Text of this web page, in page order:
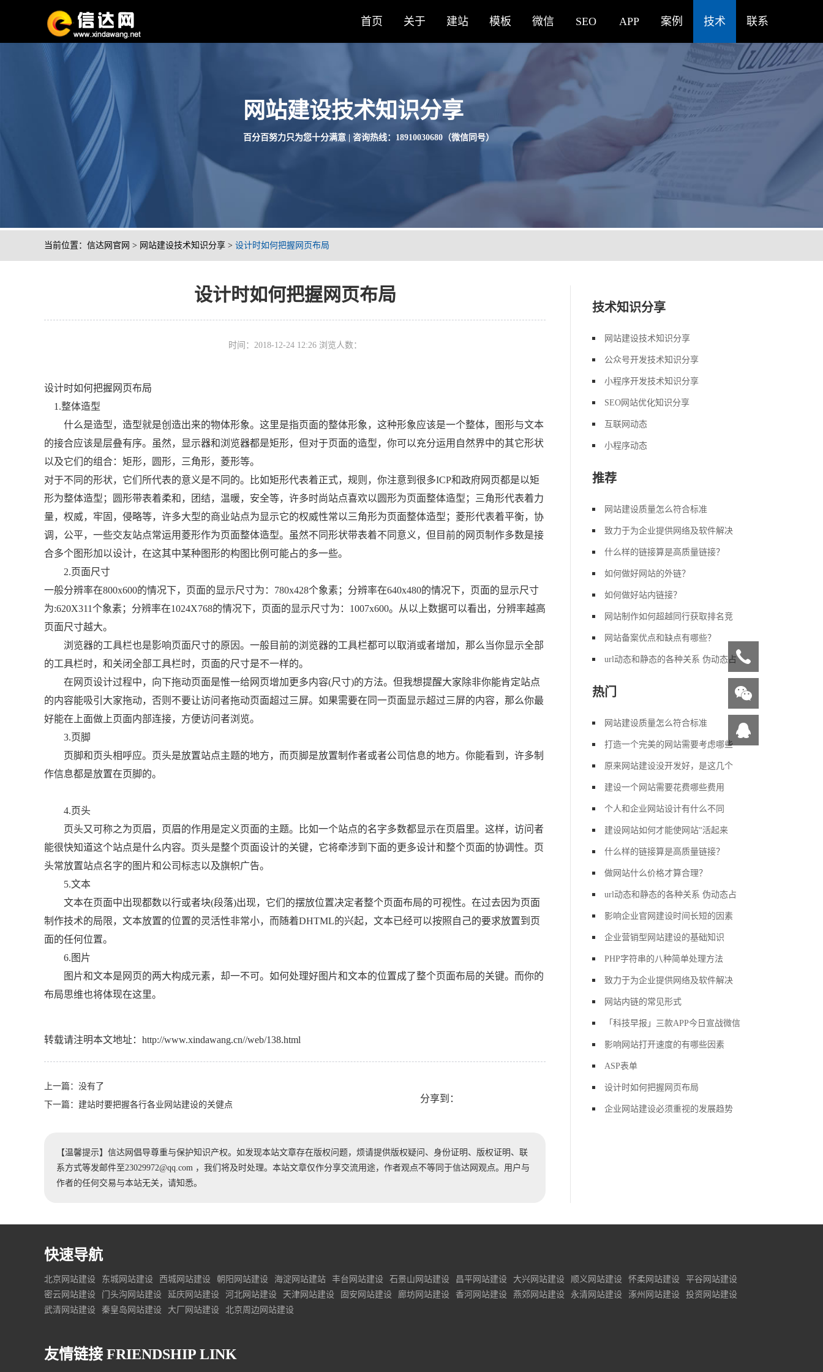
首页 关于 建站 模板 微信 SEO APP 案例 技术 联系
网站建设技术知识分享
百分百努力只为您十分满意 | 咨询热线：18910030680（微信同号）
当前位置： 信达网官网 > 网站建设技术知识分享 > 设计时如何把握网页布局
设计时如何把握网页布局
时间：2018-12-24 12:26 浏览人数：
设计时如何把握网页布局
1.整体造型
什么是造型，造型就是创造出来的物体形象。这里是指页面的整体形象，这种形象应该是一个整体，图形与文本
的接合应该是层叠有序。虽然，显示器和浏览器都是矩形，但对于页面的造型，你可以充分运用自然界中的其它形状
以及它们的组合：矩形，圆形，三角形，菱形等。
对于不同的形状，它们所代表的意义是不同的。比如矩形代表着正式，规则，你注意到很多ICP和政府网页都是以矩
形为整体造型；圆形带表着柔和，团结，温暖，安全等，许多时尚站点喜欢以圆形为页面整体造型；三角形代表着力
量，权威，牢固，侵略等，许多大型的商业站点为显示它的权威性常以三角形为页面整体造型；菱形代表着平衡，协
调，公平，一些交友站点常运用菱形作为页面整体造型。虽然不同形状带表着不同意义，但目前的网页制作多数是接
合多个图形加以设计，在这其中某种图形的构图比例可能占的多一些。
2.页面尺寸
一般分辨率在800x600的情况下，页面的显示尺寸为：780x428个象素；分辨率在640x480的情况下，页面的显示尺寸
为:620X311个象素；分辨率在1024X768的情况下，页面的显示尺寸为：1007x600。从以上数据可以看出，分辨率越高
页面尺寸越大。
浏览器的工具栏也是影响页面尺寸的原因。一般目前的浏览器的工具栏都可以取消或者增加，那么当你显示全部
的工具栏时，和关闭全部工具栏时，页面的尺寸是不一样的。
在网页设计过程中，向下拖动页面是惟一给网页增加更多内容(尺寸)的方法。但我想提醒大家除非你能肯定站点
的内容能吸引大家拖动，否则不要让访问者拖动页面超过三屏。如果需要在同一页面显示超过三屏的内容，那么你最
好能在上面做上页面内部连接，方便访问者浏览。
3.页脚
页脚和页头相呼应。页头是放置站点主题的地方，而页脚是放置制作者或者公司信息的地方。你能看到，许多制
作信息都是放置在页脚的。
4.页头
页头又可称之为页眉，页眉的作用是定义页面的主题。比如一个站点的名字多数都显示在页眉里。这样，访问者
能很快知道这个站点是什么内容。页头是整个页面设计的关键，它将牵涉到下面的更多设计和整个页面的协调性。页
头常放置站点名字的图片和公司标志以及旗帜广告。
5.文本
文本在页面中出现都数以行或者块(段落)出现，它们的摆放位置决定者整个页面布局的可视性。在过去因为页面
制作技术的局限，文本放置的位置的灵活性非常小，而随着DHTML的兴起，文本已经可以按照自己的要求放置到页
面的任何位置。
6.图片
图片和文本是网页的两大构成元素，却一不可。如何处理好图片和文本的位置成了整个页面布局的关键。而你的
布局思维也将体现在这里。
转载请注明本文地址： http://www.xindawang.cn//web/138.html
上一篇：没有了
下一篇： 建站时要把握各行各业网站建设的关健点
分享到：
【温馨提示】信达网倡导尊重与保护知识产权。如发现本站文章存在版权问题，烦请提供版权疑问、身份证明、版权证明、联
系方式等发邮件至23029972@qq.com ，我们将及时处理。本站文章仅作分享交流用途，作者观点不等同于信达网观点。用户与
作者的任何交易与本站无关，请知悉。
技术知识分享
网站建设技术知识分享
公众号开发技术知识分享
小程序开发技术知识分享
SEO网站优化知识分享
互联网动态
小程序动态
推荐
网站建设质量怎么符合标准
致力于为企业提供网络及软件解决
什么样的链接算是高质量链接？
如何做好网站的外链？
如何做好站内链接？
网站制作如何超越同行获取排名竞
网站备案优点和缺点有哪些？
url动态和静态的各种关系 伪动态占
热门
网站建设质量怎么符合标准
打造一个完美的网站需要考虑哪些
原来网站建设没开发好，是这几个
建设一个网站需要花费哪些费用
个人和企业网站设计有什么不同
建设网站如何才能使网站“活起来
什么样的链接算是高质量链接？
做网站什么价格才算合理？
url动态和静态的各种关系 伪动态占
影响企业官网建设时间长短的因素
企业营销型网站建设的基础知识
PHP字符串的八种简单处理方法
致力于为企业提供网络及软件解决
网站内链的常见形式
「科技早报」三款APP今日宣战微信
影响网站打开速度的有哪些因素
ASP表单
设计时如何把握网页布局
企业网站建设必须重视的发展趋势
快速导航
北京网站建设 东城网站建设 西城网站建设 朝阳网站建设 海淀网站建站 丰台网站建设 石景山网站建设 昌平网站建设 大兴网站建设 顺义网站建设 怀柔网站建设
平谷网站建设
密云网站建设
门头沟网站建设 延庆网站建设 河北网站建设 天津网站建设 固安网站建设 廊坊网站建设 香河网站建设 燕郊网站建设 永清网站建设 涿州网站建设
投资网站建设
武清网站建设
秦皇岛网站建设 大厂网站建设 北京周边网站建设
友情链接 FRIENDSHIP LINK